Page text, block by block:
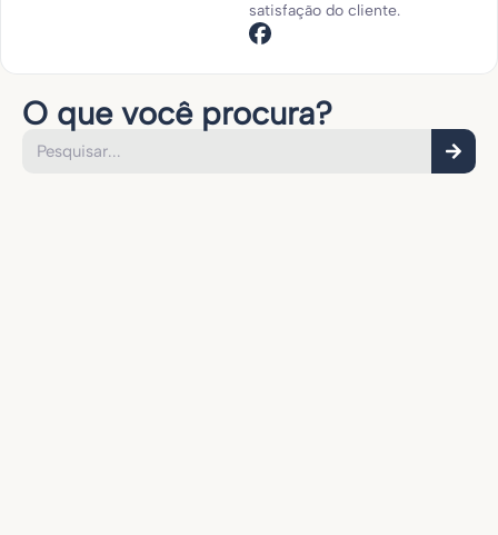
satisfação do cliente.
O que você procura?